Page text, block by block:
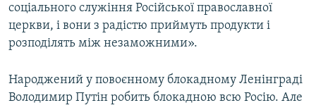
соціального служіння Російської православної
церкви, і вони з радістю приймуть продукти і
розподілять між незаможними».
Народжений у повоєнному блокадному Ленінграді
Володимир Путін робить блокадною всю Росію. Але